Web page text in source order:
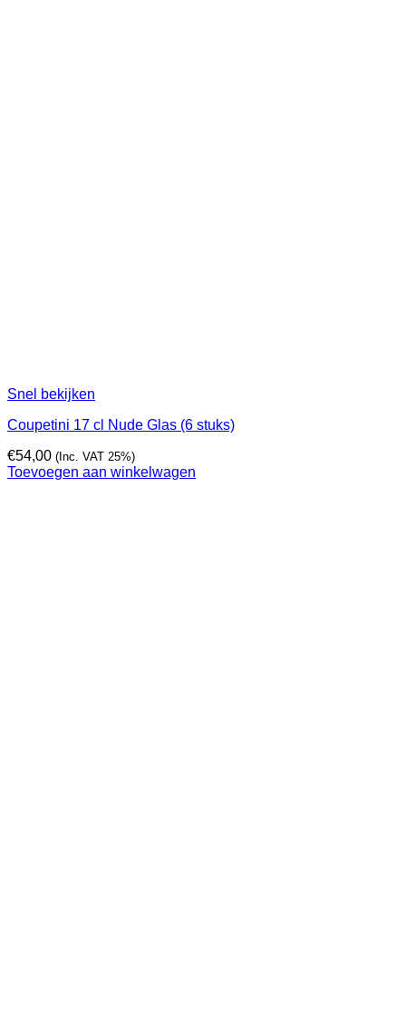
Snel bekijken
Coupetini 17 cl Nude Glas (6 stuks)
€54,00 (Inc. VAT 25%)
Toevoegen aan winkelwagen